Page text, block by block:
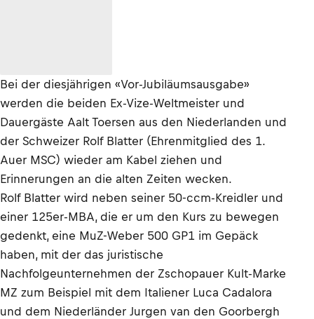
Bei der diesjährigen «Vor-Jubiläumsausgabe»
werden die beiden Ex-Vize-Weltmeister und
Dauergäste Aalt Toersen aus den Niederlanden und
der Schweizer Rolf Blatter (Ehrenmitglied des 1.
Auer MSC) wieder am Kabel ziehen und
Erinnerungen an die alten Zeiten wecken.
Rolf Blatter wird neben seiner 50-ccm-Kreidler und
einer 125er-MBA, die er um den Kurs zu bewegen
gedenkt, eine MuZ-Weber 500 GP1 im Gepäck
haben, mit der das juristische
Nachfolgeunternehmen der Zschopauer Kult-Marke
MZ zum Beispiel mit dem Italiener Luca Cadalora
und dem Niederländer Jurgen van den Goorbergh